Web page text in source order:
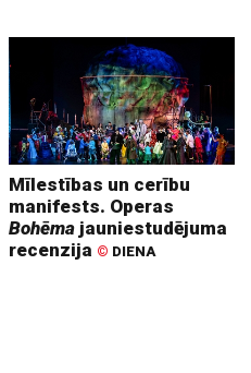
Mīlestības un cerību
manifests. Operas
Bohēma jauniestudējuma
recenzija © DIENA